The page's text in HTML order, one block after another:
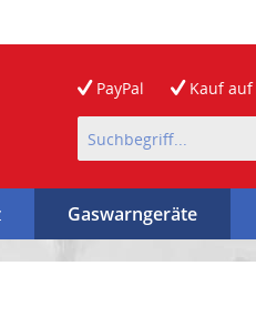
PayPal Kauf auf
Gaswarngeräte